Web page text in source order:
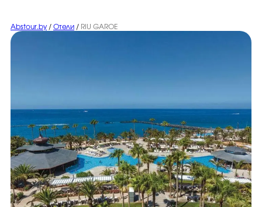
Abstour.by / Отели / RIU GAROE